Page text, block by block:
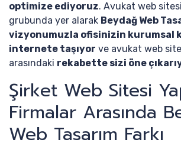
optimize ediyoruz. Avukat web
grubunda yer alarak Beydağ Web
vizyonumuzla ofisinizin kurumsal
internete taşıyor ve avukat web
arasındaki rekabette sizi öne
Şirket Web Sitesi
Firmalar Arasında
Web Tasarım Farkı